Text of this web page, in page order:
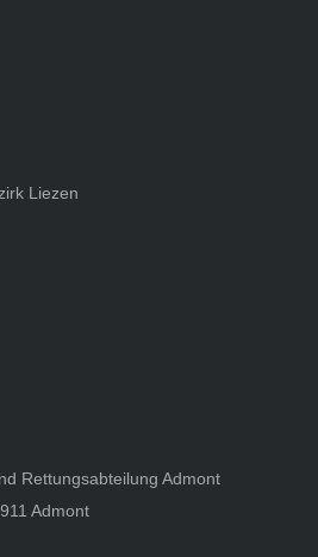
Liezen
Rettungsabteilung Admont
Admont